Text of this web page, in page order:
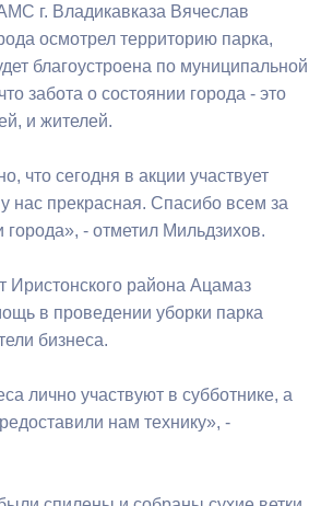
г. Владикавказа Вячеслав
осмотрел территорию парка,
благоустроена по муниципальной
забота о состоянии города - это
и жителей.
что сегодня в акции участвует
нас прекрасная. Спасибо всем за
города», - отметил Мильдзихов.
Иристонского района Ацамаз
в проведении уборки парка
бизнеса.
лично участвуют в субботнике, а
нам технику», -